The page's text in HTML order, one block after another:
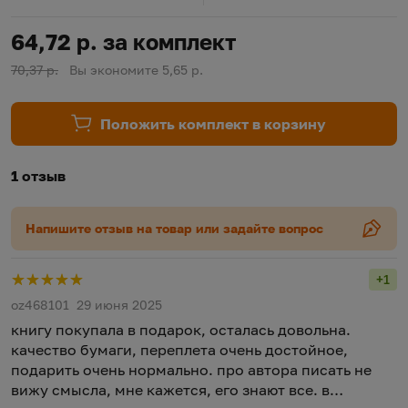
64,72 р. за комплект
70,37 р. Вы экономите 5,65 р.
Положить комплект в корзину
1 отзыв
Напишите отзыв на товар или задайте вопрос
+1
oz468101
29 июня 2025
книгу покупала в подарок, осталась довольна.
качество бумаги, переплета очень достойное,
подарить очень нормально. про автора писать не
вижу смысла, мне кажется, его знают все. в